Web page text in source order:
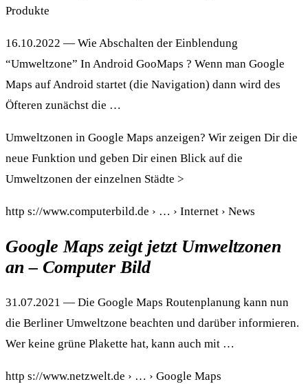
Produkte
16.10.2022 — Wie Abschalten der Einblendung
“Umweltzone” In Android GooMaps ? Wenn man Google
Maps auf Android startet (die Navigation) dann wird des
Öfteren zunächst die …
Umweltzonen in Google Maps anzeigen? Wir zeigen Dir die
neue Funktion und geben Dir einen Blick auf die
Umweltzonen der einzelnen Städte >
http s://www.computerbild.de › … › Internet › News
Google Maps zeigt jetzt Umweltzonen
an – Computer Bild
31.07.2021 — Die Google Maps Routenplanung kann nun
die Berliner Umweltzone beachten und darüber informieren.
Wer keine grüne Plakette hat, kann auch mit …
http s://www.netzwelt.de › … › Google Maps